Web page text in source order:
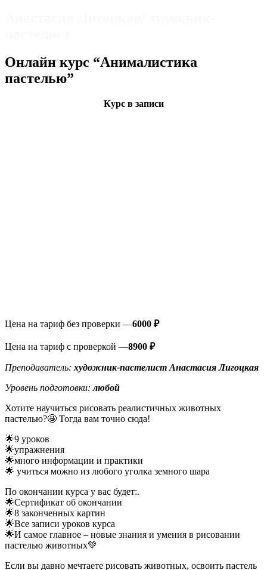
Онлайн курс “Анималистика
пастелью”
Курс в записи
Цена на тариф без проверки —6000 ₽
Цена на тариф с проверкой —8900 ₽
Преподаватель: художник-пастелист АнастасияЛигоцкая
Уровень подготовки:любой
Хотите научиться рисовать реалистичных животных
пастелью?🤩 Тогда вам точно сюда!
🌟9 уроков
🌟упражнения
🌟много информации и практики
🌟 учиться можно из любого уголка земного шара
По окончании курса у вас будет:.
🌟Сертификат об окончании
🌟8 законченных картин
🌟Все записи уроков курса
🌟И самое главное – новые знания и умения в рисовании
пастелью животных💚
Если вы давно мечтаете рисовать животных, освоить пастель